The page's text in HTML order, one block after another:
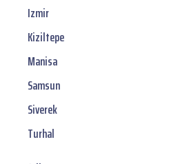
Izmir
Kiziltepe
Manisa
Samsun
Siverek
Turhal